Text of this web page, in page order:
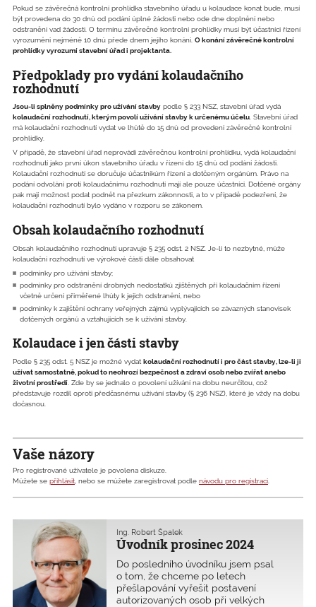
Pokud se závěrečná kontrolní prohlídka stavebního úřadu u kolaudace konat bude, musí
být provedena do 30 dnů od podání úplné žádosti nebo ode dne doplnění nebo
odstranění vad žádosti. O termínu závěrečné kontrolní prohlídky musí být účastníci řízení
vyrozuměni nejméně 10 dnů přede dnem jejího konání. O konání závěrečné kontrolní
prohlídky vyrozumí stavební úřad i projektanta.
Předpoklady pro vydání kolaudačního
rozhodnutí
Jsou-li splněny podmínky pro užívání stavby podle § 233 NSZ, stavební úřad vydá
kolaudační rozhodnutí, kterým povolí užívání stavby k určenému účelu. Stavební úřad
má kolaudační rozhodnutí vydat ve lhůtě do 15 dnů od provedení závěrečné kontrolní
prohlídky.
V případě, že stavební úřad neprovádí závěrečnou kontrolní prohlídku, vydá kolaudační
rozhodnutí jako první úkon stavebního úřadu v řízení do 15 dnů od podání žádosti.
Kolaudační rozhodnutí se doručuje účastníkům řízení a dotčeným orgánům. Právo na
podání odvolání proti kolaudačnímu rozhodnutí mají ale pouze účastníci. Dotčené orgány
pak mají možnost podat podnět na přezkum zákonnosti, a to v případě podezření, že
kolaudační rozhodnutí bylo vydáno v rozporu se zákonem.
Obsah kolaudačního rozhodnutí
Obsah kolaudačního rozhodnutí upravuje § 235 odst. 2 NSZ. Je-li to nezbytné, může
kolaudační rozhodnutí ve výrokové části dále obsahovat
podmínky pro užívání stavby;
podmínky pro odstranění drobných nedostatků zjištěných při kolaudačním řízení
včetně určení přiměřené lhůty k jejich odstranění, nebo
podmínky k zajištění ochrany veřejných zájmů vyplývajících se závazných stanovisek
dotčených orgánů a vztahujících se k užívání stavby.
Kolaudace i jen části stavby
Podle § 235 odst. 5 NSZ je možné vydat kolaudační rozhodnutí i pro část stavby, lze-li ji
užívat samostatně, pokud to neohrozí bezpečnost a zdraví osob nebo zvířat anebo
životní prostředí . Zde by se jednalo o povolení užívání na dobu neurčitou, což
představuje rozdíl oproti předčasnému užívání stavby (§ 236 NSZ), které je vždy na dobu
dočasnou.
Vaše názory
Pro registrované uživatele je povolena diskuze.
Můžete se přihlásit , nebo se můžete zaregistrovat podle návodu pro registraci
Úvodník prosinec 2024
Ing. Robert Špalek
Do posledního úvodníku jsem psal
o tom, že chceme po letech
přešlapování vyřešit postavení
autorizovaných osob při velkých